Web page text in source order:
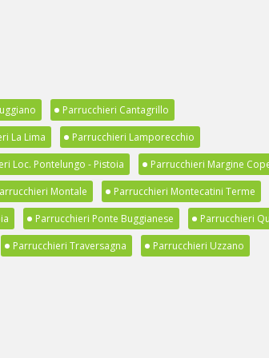
Parrucchieri Cantagrillo
La Lima
Parrucchieri Lamporecchio
Loc. Pontelungo - Pistoia
Parrucchieri Margine
Montale
Parrucchieri Montecatini Terme
Parrucchieri Ponte Buggianese
Parrucchieri
Parrucchieri Traversagna Parrucchieri Uzzano